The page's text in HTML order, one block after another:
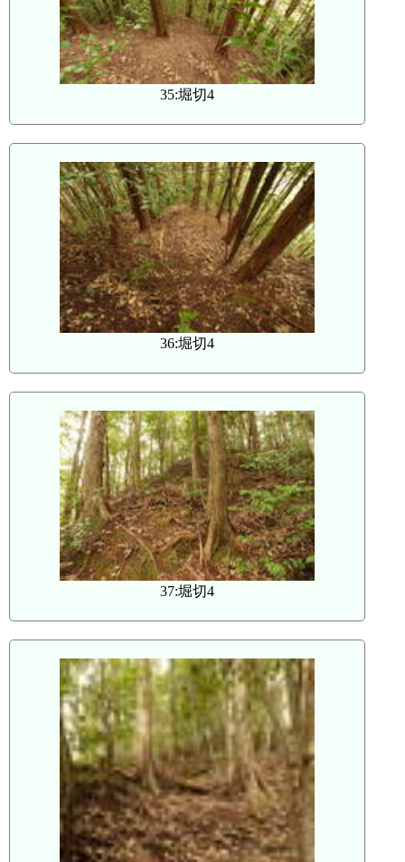
35:堀切4
36:堀切4
37:堀切4